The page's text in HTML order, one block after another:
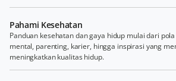
Pahami Kesehatan
Panduan kesehatan dan gaya hidup mulai dari
mental, parenting, karier, hingga inspirasi yang
meningkatkan kualitas hidup.